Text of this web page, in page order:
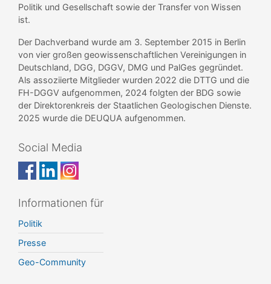
Politik und Gesellschaft sowie der Transfer von Wissen
ist.
Der Dachverband wurde am 3. September 2015 in Berlin
von vier großen geowissenschaftlichen Vereinigungen in
Deutschland, DGG, DGGV, DMG und PalGes gegründet.
Als assoziierte Mitglieder wurden 2022 die DTTG und die
FH-DGGV aufgenommen, 2024 folgten der BDG sowie
der Direktorenkreis der Staatlichen Geologischen Dienste.
2025 wurde die DEUQUA aufgenommen.
Social Media
Informationen für
Politik
Presse
Geo-Community